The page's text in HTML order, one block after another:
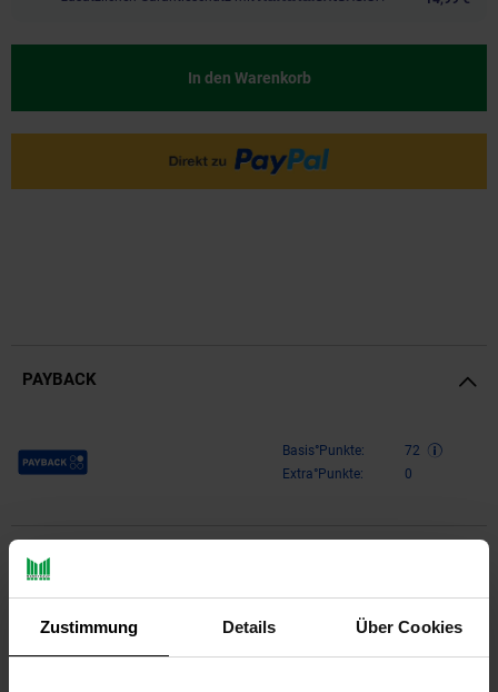
Zustimmung Details Über Cookies
In den Warenkorb
PAYBACK
Payback Punkte Basis°Punkte:
72
Extra°Punkte:
0
Produktbeschreibung
Design